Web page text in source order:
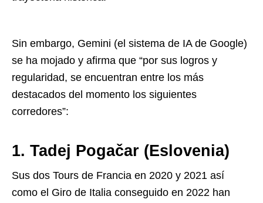
Sin embargo, Gemini (el sistema de IA de Google)
se ha mojado y afirma que “por sus logros y
regularidad, se encuentran entre los más
destacados del momento los siguientes
corredores”:
1. Tadej Pogačar (Eslovenia)
Sus dos Tours de Francia en 2020 y 2021 así
como el Giro de Italia conseguido en 2022 han